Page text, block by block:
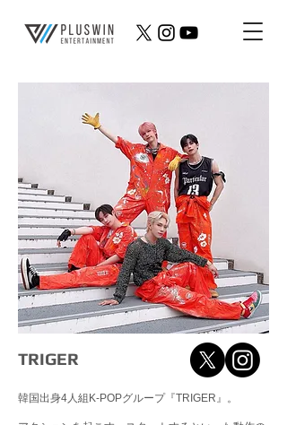
TRIGER
韓国出身4人組K-POPグループ『TRIGER』。